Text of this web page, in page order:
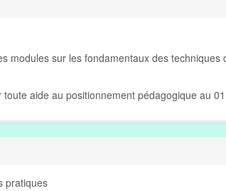
modules sur les fondamentaux des
aide au positionnement pédagogique au
pratiques